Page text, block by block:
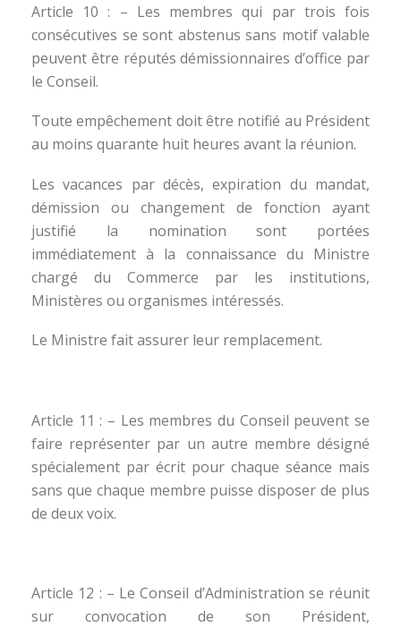
Article 10 : – Les membres qui par trois fois
consécutives se sont abstenus sans motif valable
peuvent être réputés démissionnaires d’office par
le Conseil.
Toute empêchement doit être notifié au Président
au moins quarante huit heures avant la réunion.
Les vacances par décès, expiration du mandat,
démission ou changement de fonction ayant
justifié la nomination sont portées
immédiatement à la connaissance du Ministre
chargé du Commerce par les institutions,
Ministères ou organismes intéressés.
Le Ministre fait assurer leur remplacement.
Article 11 : – Les membres du Conseil peuvent se
faire représenter par un autre membre désigné
spécialement par écrit pour chaque séance mais
sans que chaque membre puisse disposer de plus
de deux voix.
Article 12 : – Le Conseil d’Administration se réunit
sur convocation de son Président,